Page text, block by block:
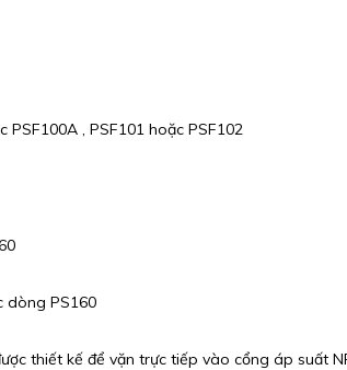
, PSF101 hoặc PSF102
dòng PS160
thiết kế để vặn trực tiếp vào cổng áp suất